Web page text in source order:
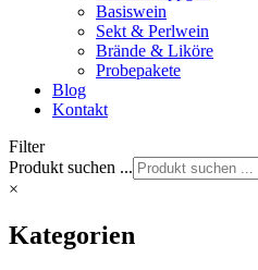
Basiswein
Sekt & Perlwein
Brände & Liköre
Probepakete
Blog
Kontakt
Filter
Produkt suchen ...
×
Kategorien